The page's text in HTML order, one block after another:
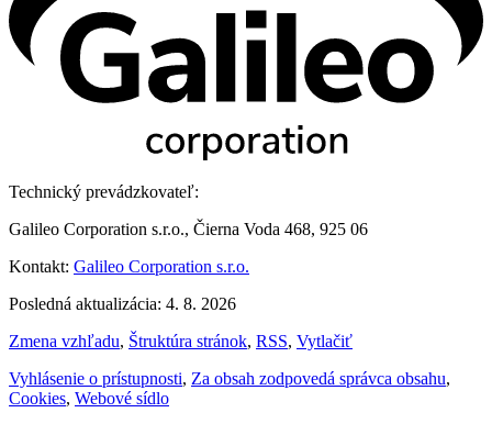
Technický prevádzkovateľ:
Galileo Corporation s.r.o., Čierna Voda 468, 925 06
Kontakt: Galileo Corporation s.r.o.
Posledná aktualizácia: 4. 8. 2026
Zmena vzhľadu, Štruktúra stránok, RSS, Vytlačiť
Vyhlásenie o prístupnosti, Za obsah zodpovedá správca obsahu,
Cookies, Webové sídlo